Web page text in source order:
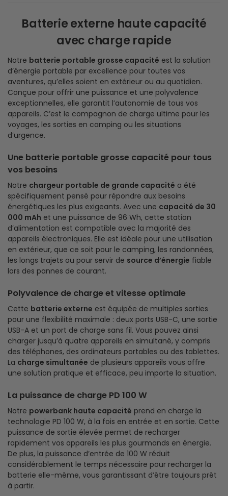
Batterie externe haute capacité
avec charge rapide
Notre batterie portable grosse capacité est la solution
d’énergie portable par excellence pour toutes vos
aventures, qu’elles soient en extérieur ou au quotidien.
Conçue pour offrir une puissance et une polyvalence
exceptionnelles, elle garantit l’autonomie de tous vos
appareils. C’est le compagnon de charge ultime pour les
voyages, les sorties en camping ou les situations
d’urgence.
Une batterie portable grosse capacité pour tous
vos besoins
Notre chargeur portable de grande capacité a été
spécifiquement pensé pour répondre aux besoins
énergétiques les plus exigeants. Avec une capacité de 30
000 mAh et une puissance de 96 Wh, cette station
d’alimentation est compatible avec la majorité des
appareils électroniques. Elle est idéale pour une utilisation
en extérieur, que ce soit pour le camping, les randonnées,
les longs trajets ou pour servir de source d’énergie fiable
lors des pannes de courant.
Polyvalence de charge et vitesse optimale
Cette batterie externe est équipée de multiples sorties
pour une flexibilité maximale : deux ports USB-C, une sortie
USB-A et un port de charge sans fil. Vous pouvez ainsi
charger jusqu’à quatre appareils en simultané, y compris
des téléphones, des ordinateurs portables ou des tablettes.
La charge simultanée de plusieurs appareils vous offre
une solution pratique et efficace, peu importe la situation.
La puissance de charge PD 100 W
Notre powerbank haute capacité prend en charge la
technologie PD 100 W, à la fois en entrée et en sortie. Cette
puissance de sortie élevée permet de recharger
rapidement vos appareils les plus gourmands en énergie.
De plus, la puissance d’entrée de 100 W réduit
considérablement le temps nécessaire pour recharger la
batterie elle-même, vous garantissant d’être toujours prêt
à partir.